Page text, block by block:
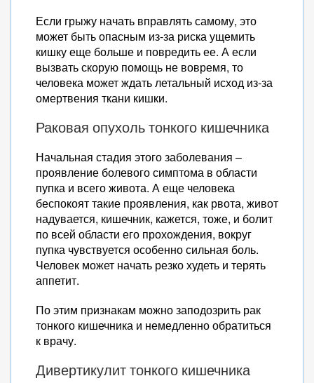
Если грыжу начать вправлять самому, это
может быть опасным из-за риска ущемить
кишку еще больше и повредить ее. А если
вызвать скорую помощь не вовремя, то
человека может ждать летальный исход из-за
омертвения ткани кишки.
Раковая опухоль тонкого кишечника
Начальная стадия этого заболевания –
проявление болевого симптома в области
пупка и всего живота. А еще человека
беспокоят такие проявления, как рвота, живот
надувается, кишечник, кажется, тоже, и болит
по всей области его прохождения, вокруг
пупка чувствуется особенно сильная боль.
Человек может начать резко худеть и терять
аппетит.
По этим признакам можно заподозрить рак
тонкого кишечника и немедленно обратиться
к врачу.
Дивертикулит тонкого кишечника